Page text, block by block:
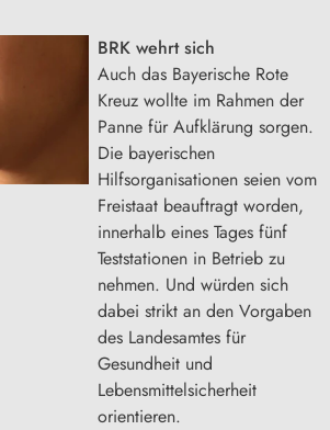
BRK wehrt sich
Auch das Bayerische Rote
Kreuz wollte im Rahmen der
Panne für Aufklärung sorgen.
Die bayerischen
Hilfsorganisationen seien vom
Freistaat beauftragt worden,
innerhalb eines Tages fünf
Teststationen in Betrieb zu
nehmen. Und würden sich
dabei strikt an den Vorgaben
des Landesamtes für
Gesundheit und
Lebensmittelsicherheit
orientieren.